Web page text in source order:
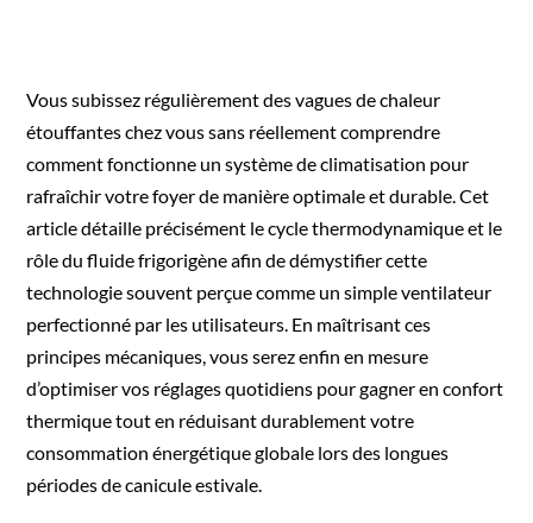
Vous subissez régulièrement des vagues de chaleur
étouffantes chez vous sans réellement comprendre
comment fonctionne un système de climatisation pour
rafraîchir votre foyer de manière optimale et durable. Cet
article détaille précisément le cycle thermodynamique et le
rôle du fluide frigorigène afin de démystifier cette
technologie souvent perçue comme un simple ventilateur
perfectionné par les utilisateurs. En maîtrisant ces
principes mécaniques, vous serez enfin en mesure
d’optimiser vos réglages quotidiens pour gagner en confort
thermique tout en réduisant durablement votre
consommation énergétique globale lors des longues
périodes de canicule estivale.